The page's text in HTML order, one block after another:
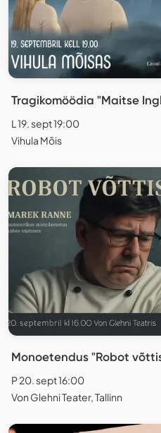
Tragikomöödia "Maitse
L 19. sept 19:00
Vihula Mõis
Monoetendus "Robot
P 20. sept 16:00
Von Glehni Teater, Tallinn